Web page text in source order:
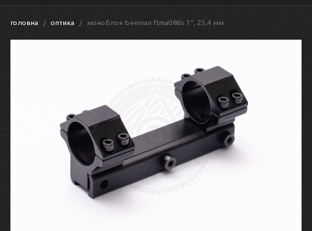
головна оптика моноблок beeman ftma086s 1", 25,4 мм